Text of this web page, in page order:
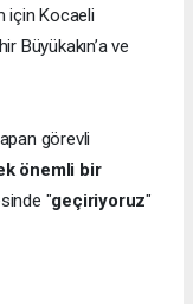
için Kocaeli
Büyükakın’a ve
görevli
önemli bir
"geçiriyoruz"